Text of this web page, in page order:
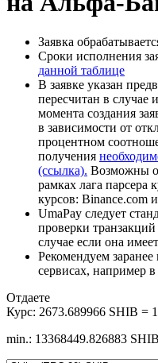
Заявка
Сроки исполнения
данной таблице
В заявке указан
пересчитан в случае
момента создания
в зависимости от
процентном
получения
(ссылка). Возможны
рамках лага
курсов: Binance.com
UmaPay следует
проверки
случае если она
Рекомендуем
сервисах, например в
Отдаете
Курс: 2673.689966 SHIB =
min.: 13368449.826883 SHIB